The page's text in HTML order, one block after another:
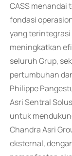
CASS menandai
fondasi
yang terintegrasi
meningkatkan
seluruh Grup,
pertumbuhan
Philippe
Asri Sentral
untuk
Chandra Asri
eksternal,